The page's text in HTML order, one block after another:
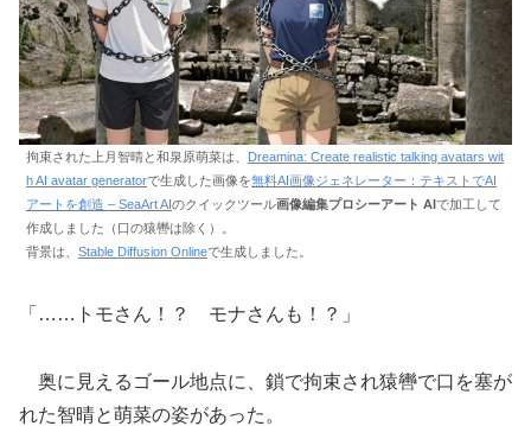
拘束された上月智晴と和泉原萌菜は、 Dreamina: Create realistic talking avatars wit
h AI avatar generatorで生成した画像を無料AI画像ジェネレーター：テキストでAI
アートを創造 – SeaArt AIのクイックツール画像編集プロシーアート AIで加工して
作成しました（口の猿轡は除く）。
背景は、 Stable Diffusion Onlineで生成しました。
「……トモさん！？ モナさんも！？」
奥に見えるゴール地点に、鎖で拘束され猿轡で口を塞が
れた智晴と萌菜の姿があった。